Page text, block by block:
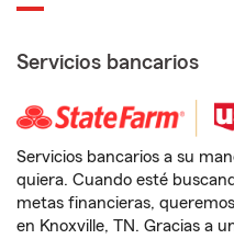
Servicios bancarios
Servicios bancarios a su
quiera. Cuando esté
metas financieras,
en Knoxville, TN. Gracias a